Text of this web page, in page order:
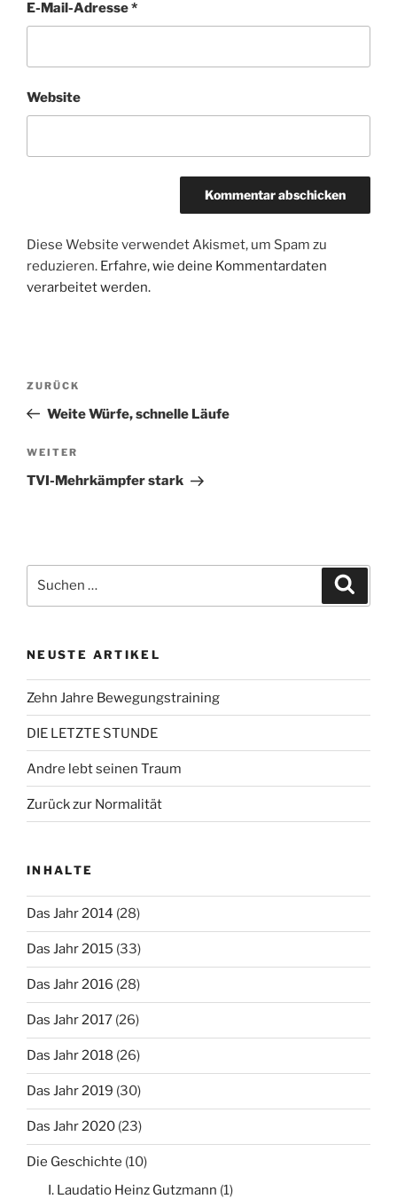
E-Mail-Adresse*
Website
Diese Website verwendet Akismet, um Spam zu
reduzieren. Erfahre, wie deine Kommentardaten
verarbeitet werden.
Beitragsnavigation
Vorheriger
Beitrag
ZURÜCK
Weite Würfe, schnelle Läufe
Nächster
Beitrag
WEITER
TVI-Mehrkämpfer stark
nach:
NEUSTE ARTIKEL
Zehn Jahre Bewegungstraining
DIE LETZTE STUNDE
Andre lebt seinen Traum
Zurück zur Normalität
INHALTE
Das Jahr 2014 (28)
Das Jahr 2015 (33)
Das Jahr 2016 (28)
Das Jahr 2017 (26)
Das Jahr 2018 (26)
Das Jahr 2019 (30)
Das Jahr 2020 (23)
Die Geschichte (10)
I. Laudatio Heinz Gutzmann (1)